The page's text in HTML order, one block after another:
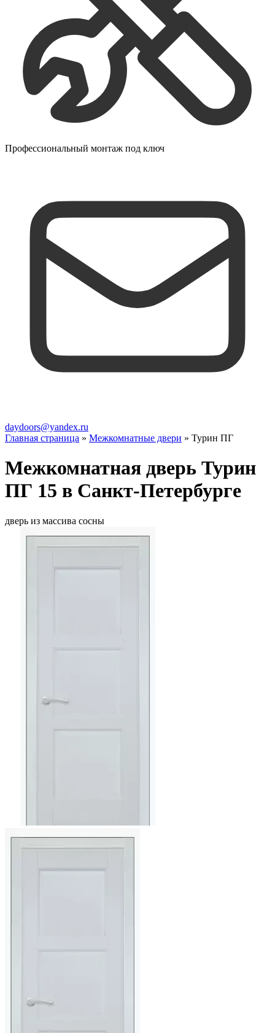
Профессиональный монтаж под ключ
daydoors@yandex.ru
Главная страница » Межкомнатные двери » Турин ПГ
Межкомнатная дверь Турин
ПГ 15 в Санкт-Петербурге
дверь из массива сосны